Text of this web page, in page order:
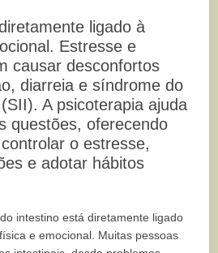
ligado à
Estresse e
causar desconfortos
diarreia e síndrome do
A psicoterapia ajuda
questões, oferecendo
o estresse,
e adotar hábitos
intestino está diretamente ligado
e emocional. Muitas pessoas